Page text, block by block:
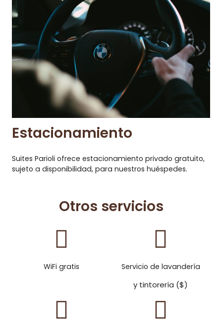
Estacionamiento
Suites Parioli ofrece estacionamiento privado gratuito,
sujeto a disponibilidad, para nuestros huéspedes.
Otros servicios
WiFi gratis Servicio de lavandería
y tintorería ($)